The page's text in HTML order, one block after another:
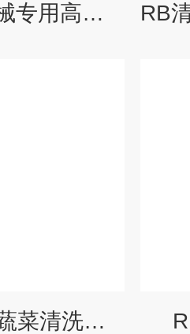
RB蔬菜清洗机械专用高压风机
RB-51D-2供应蔬菜清洗专项使用高压风机